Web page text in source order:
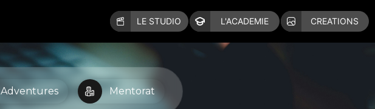
LE STUDIO L'ACADEMIE CREATIONS
Adventures Mentorat